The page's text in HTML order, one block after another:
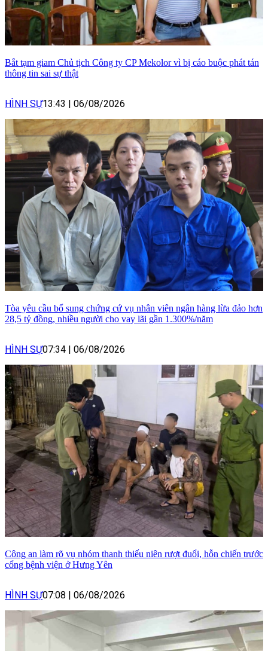
Bắt tạm giam Chủ tịch Công ty CP Mekolor vì bị cáo buộc phát tán
thông tin sai sự thật
HÌNH SỰ13:43 | 06/08/2026
Tòa yêu cầu bổ sung chứng cứ vụ nhân viên ngân hàng lừa đảo hơn
28,5 tỷ đồng, nhiều người cho vay lãi gần 1.300%/năm
HÌNH SỰ07:34 | 06/08/2026
Công an làm rõ vụ nhóm thanh thiếu niên rượt đuổi, hỗn chiến trước
cổng bệnh viện ở Hưng Yên
HÌNH SỰ07:08 | 06/08/2026